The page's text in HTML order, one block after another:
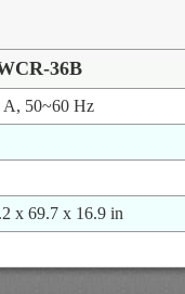
36B
A, 50~60 Hz
x 69.7 x 16.9 in